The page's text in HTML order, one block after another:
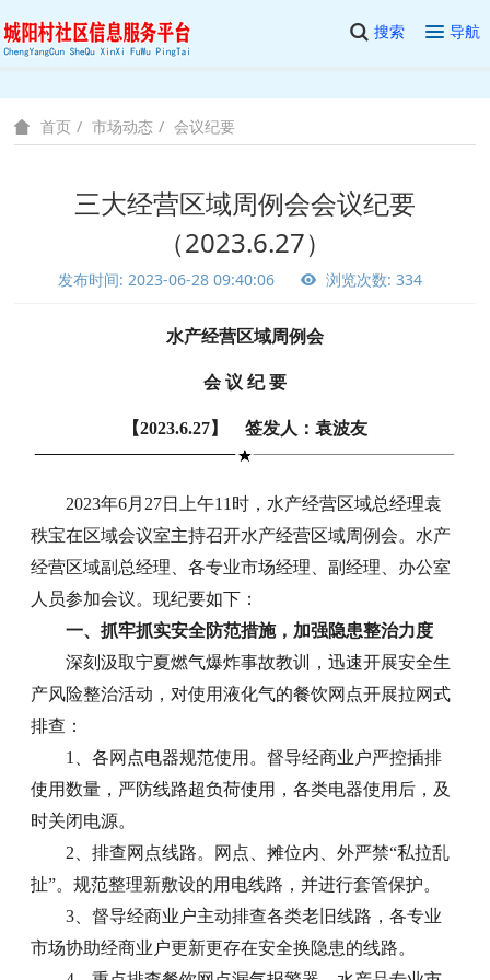
搜索 导航
首页 市场动态 会议纪要
三大经营区域周例会会议纪要
（2023.6.27）
发布时间: 2023-06-28 09:40:06 浏览次数: 334
水产经营区域周例会
会 议 纪 要
【2023.6.27】 签发人：袁波友
2023年6月27日上午11时，水产经营区域总经理袁
秩宝在区域会议室主持召开水产经营区域周例会。水产
经营区域副总经理、各专业市场经理、副经理、办公室
人员参加会议。现纪要如下：
一、抓牢抓实安全防范措施，加强隐患整治力度
深刻汲取宁夏燃气爆炸事故教训，迅速开展安全生
产风险整治活动，对使用液化气的餐饮网点开展拉网式
排查：
1、各网点电器规范使用。督导经商业户严控插排
使用数量，严防线路超负荷使用，各类电器使用后，及
时关闭电源。
2、排查网点线路。网点、摊位内、外严禁“私拉乱
扯”。规范整理新敷设的用电线路，并进行套管保护。
3、督导经商业户主动排查各类老旧线路，各专业
市场协助经商业户更新更存在安全换隐患的线路。